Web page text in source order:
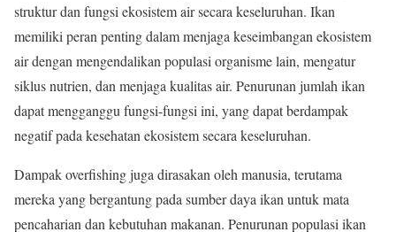
struktur dan fungsi ekosistem air secara keseluruhan. Ikan
memiliki peran penting dalam menjaga keseimbangan ekosistem
air dengan mengendalikan populasi organisme lain, mengatur
siklus nutrien, dan menjaga kualitas air. Penurunan jumlah ikan
dapat mengganggu fungsi-fungsi ini, yang dapat berdampak
negatif pada kesehatan ekosistem secara keseluruhan.
Dampak overfishing juga dirasakan oleh manusia, terutama
mereka yang bergantung pada sumber daya ikan untuk mata
pencaharian dan kebutuhan makanan. Penurunan populasi ikan